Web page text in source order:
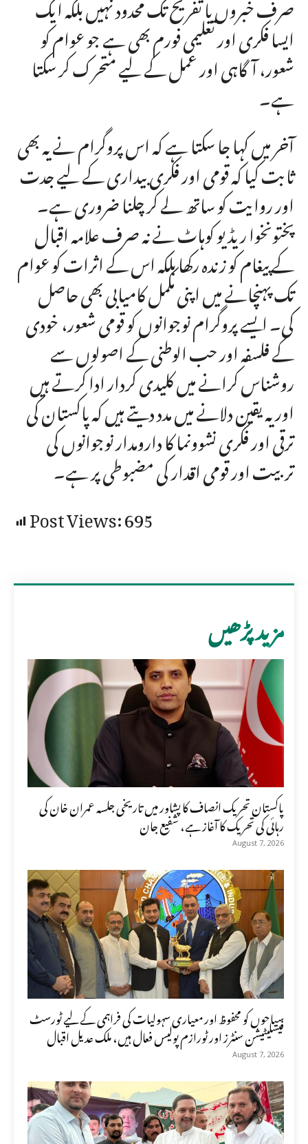
ایسا فکری اور تعلیمی فورم بھی ہے جو عوام کو
شعور، آگاہی اور عمل کے لیے متحرک کر سکتا
ہے۔
آخر میں کہا جا سکتا ہے کہ اس پروگرام نے یہ بھی
ثابت کیا کہ قومی اور فکری بیداری کے لیے جدت
اور روایت کو ساتھ لے کر چلنا ضروری ہے۔
پختونخوا ریڈیو کوہاٹ نے نہ صرف علامہ اقبال
کے پیغام کو زندہ رکھا بلکہ اس کے اثرات کو عوام
تک پہنچانے میں اپنی مکمل کامیابی بھی حاصل
کی۔ ایسے پروگرام نوجوانوں کو قومی شعور، خودی
کے فلسفہ اور حب الوطنی کے اصولوں سے
روشناس کرانے میں کلیدی کردار ادا کرتے ہیں
اور یہ یقین دلانے میں مدد دیتے ہیں کہ پاکستان کی
ترقی اور فکری نشوونما کا دارومدار نوجوانوں کی
تربیت اور قومی اقدار کی مضبوطی پر ہے۔
Post Views:695
مزید پڑھیں
پاکستان تحریک انصاف کا پشاور میں تاریخی جلسہ عمران خان کی
رہائی کی تحریک کا آغاز ہے، شفیع جان
August 7, 2026
سیاحوں کو محفوظ اور معیاری سہولیات کی فراہمی کے لیے ٹورسٹ
فیسلیٹیشن سنٹرز اور ٹورازم پولیس فعال ہیں، ملک عدیل اقبال
August 7, 2026